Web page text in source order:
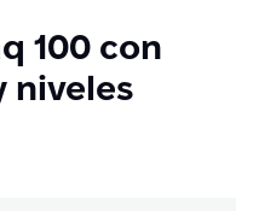
100 con
niveles